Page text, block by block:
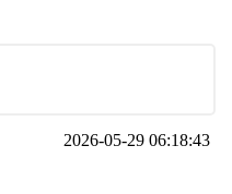
2026-05-29 06:18:43